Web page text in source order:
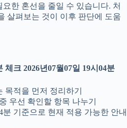
한 혼선을 줄일 수 있습니다. 처
살펴보는 것이 이후 판단에 도움
크 2026년07월07일 19시04분
목적을 먼저 정리하기
우선 확인할 항목 나누기
분 기준으로 현재 적용 가능한 안내